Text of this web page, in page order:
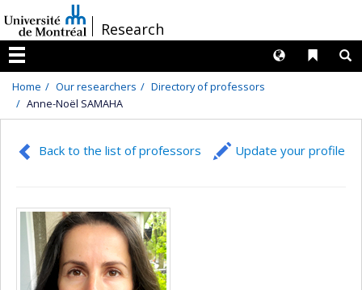
au
contenu
/Research
Menu
Liens
Langues
Home Our researchers
Directory of professors
Anne-Noël SAMAHA
Back to the list of professors Update your profile